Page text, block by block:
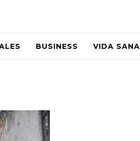
BUSINESS VIDA SANA